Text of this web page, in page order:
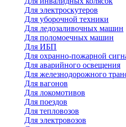
Для электроскутеров
Для уборочной техники
Для ледозаливочных машин
Для поломоечных машин
Для ИБП
Для охранно-пожарной
Для аварийного освещения
Для железнодорожного
Для вагонов
Для локомотивов
Для поездов
Для тепловозов
Для электровозов